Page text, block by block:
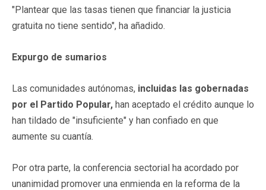
"Plantear que las tasas tienen que financiar la justicia
gratuita no tiene sentido", ha añadido.
Expurgo de sumarios
Las comunidades autónomas, incluidas las gobernadas
por el Partido Popular, han aceptado el crédito aunque lo
han tildado de "insuficiente" y han confiado en que
aumente su cuantía.
Por otra parte, la conferencia sectorial ha acordado por
unanimidad promover una enmienda en la reforma de la